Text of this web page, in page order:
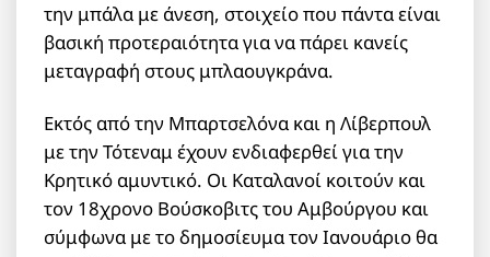
την μπάλα με άνεση, στοιχείο που πάντα είναι
βασική προτεραιότητα για να πάρει κανείς
μεταγραφή στους μπλαουγκράνα.
Εκτός από την Μπαρτσελόνα και η Λίβερπουλ
με την Τότεναμ έχουν ενδιαφερθεί για την
Κρητικό αμυντικό. Οι Καταλανοί κοιτούν και
τον 18χρονο Βούσκοβιτς του Αμβούργου και
σύμφωνα με το δημοσίευμα τον Ιανουάριο θα